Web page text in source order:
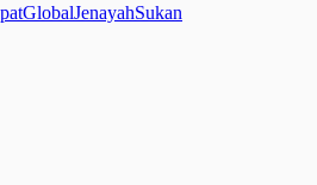
GlobalJenayahSukan